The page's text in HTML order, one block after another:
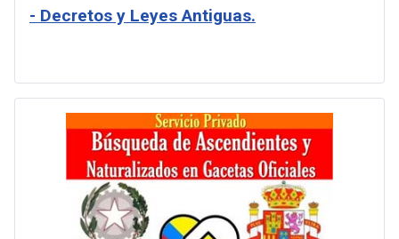
- Decretos y Leyes Antiguas.